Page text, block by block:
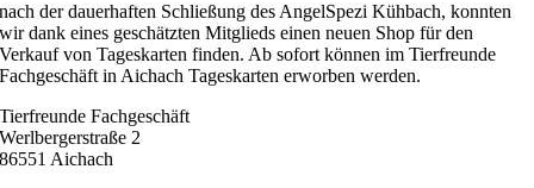
nach der dauerhaften Schließung des AngelSpezi Kühbach, konnten
wir dank eines geschätzten Mitglieds einen neuen Shop für den
Verkauf von Tageskarten finden. Ab sofort können im Tierfreunde
Fachgeschäft in Aichach Tageskarten erworben werden.
Tierfreunde Fachgeschäft
Werlbergerstraße 2
86551 Aichach